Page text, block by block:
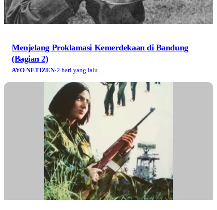
Menjelang Proklamasi Kemerdekaan di Bandung
(Bagian 2)
AYO NETIZEN·2 hari yang lalu